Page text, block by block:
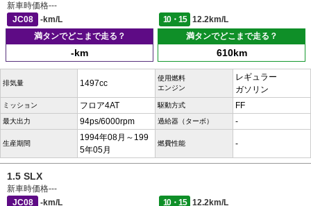
新車時価格---
JC08
-km/L 10・15
12.2km/L
満タンでどこまで走る？
-km
満タンでどこまで走る？
610km
排気量 1497cc
使用燃料
エンジン
レギュラー
ガソリン
ミッション フロア4AT 駆動方式 FF
最大出力 94ps/6000rpm 過給器（ターボ） -
生産期間
1994年08月～199
5年05月
燃費性能 -
1.5 SLX
新車時価格---
JC08
-km/L 10・15
12.2km/L